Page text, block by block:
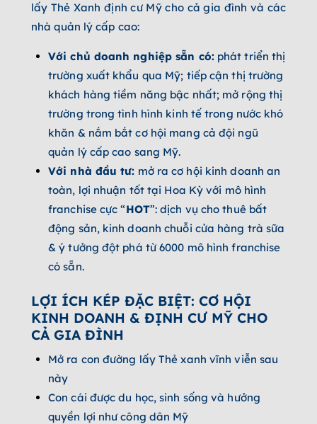
lấy Thẻ Xanh định cư Mỹ cho cả gia đình và các
nhà quản lý cấp cao:
Với chủ doanh nghiệp sẵn có:phát triển thị
trường xuất khẩu qua Mỹ; tiếp cận thị trường
khách hàng tiềm năng bậc nhất; mở rộng thị
trường trong tình hình kinh tế trong nước khó
khăn & nắm bắt cơ hội mang cả đội ngũ
quản lý cấp cao sang Mỹ.
Với nhà đầu tư: mở ra cơ hội kinh doanh an
toàn, lợi nhuận tốt tại Hoa Kỳ với mô hình
franchise cực “HOT”: dịch vụ cho thuê bất
động sản, kinh doanh chuỗi cửa hàng trà sữa
& ý tưởng đột phá từ 6000 mô hình franchise
có sẵn.
LỢI ÍCH KÉP ĐẶC BIỆT: CƠ HỘI
KINH DOANH & ĐỊNH CƯ MỸ CHO
CẢ GIA ĐÌNH
Mở ra con đường lấy Thẻ xanh vĩnh viễn sau
này
Con cái được du học, sinh sống và hưởng
quyền lợi như công dân Mỹ